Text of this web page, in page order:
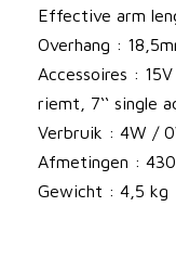
p
e
l
r
a
a
Effective arm
Overhang :
Accessoires :
riemt, 7‘‘ single
Verbruik : 4W /
Afmetingen :
Gewicht : 4,5 kg